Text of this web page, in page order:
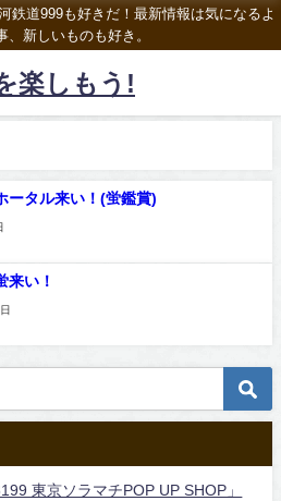
鉄道999も好きだ！最新情報は気になるよ
、新しいものも好き。
楽しもう!
ータル来い！(蛍鑑賞)
来い！
東京ソラマチPOP UP SHOP」